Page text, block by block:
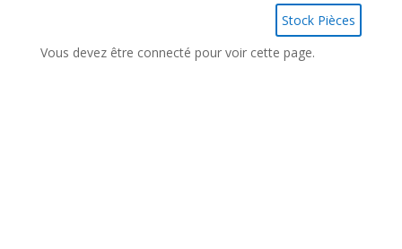
Stock Pièces
Vous devez être connecté pour voir cette page.